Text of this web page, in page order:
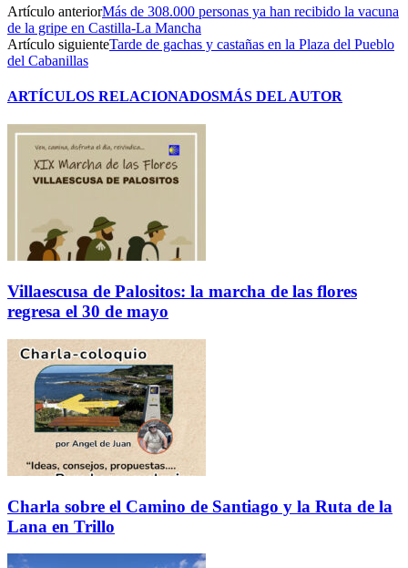
Artículo anteriorMás de 308.000 personas ya han recibido la vacuna
de la gripe en Castilla-La Mancha
Artículo siguienteTarde de gachas y castañas en la Plaza del Pueblo
del Cabanillas
ARTÍCULOS RELACIONADOSMÁS DEL AUTOR
Villaescusa de Palositos: la marcha de las flores
regresa el 30 de mayo
Charla sobre el Camino de Santiago y la Ruta de la
Lana en Trillo